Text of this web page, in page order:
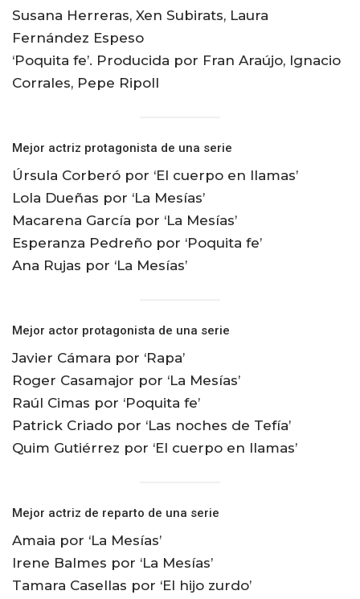
Susana Herreras, Xen Subirats, Laura
Fernández Espeso
‘Poquita fe’. Producida por Fran Araújo, Ignacio
Corrales, Pepe Ripoll
Mejor actriz protagonista de una serie
Úrsula Corberó por ‘El cuerpo en llamas’
Lola Dueñas por ‘La Mesías’
Macarena García por ‘La Mesías’
Esperanza Pedreño por ‘Poquita fe’
Ana Rujas por ‘La Mesías’
Mejor actor protagonista de una serie
Javier Cámara por ‘Rapa’
Roger Casamajor por ‘La Mesías’
Raúl Cimas por ‘Poquita fe’
Patrick Criado por ‘Las noches de Tefía’
Quim Gutiérrez por ‘El cuerpo en llamas’
Mejor actriz de reparto de una serie
Amaia por ‘La Mesías’
Irene Balmes por ‘La Mesías’
Tamara Casellas por ‘El hijo zurdo’